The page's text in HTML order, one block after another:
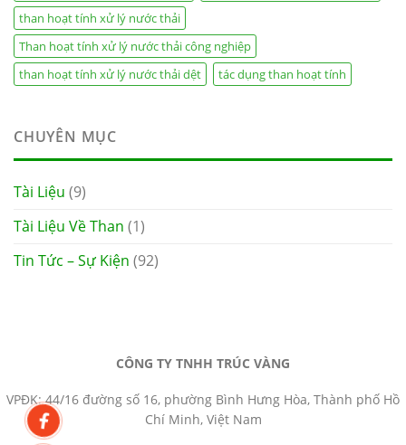
than hoạt tính xử lý nước thải
Than hoạt tính xử lý nước thải công nghiệp
than hoạt tính xử lý nước thải dệt
tác dụng than hoạt tính
CHUYÊN MỤC
Tài Liệu (9)
Tài Liệu Về Than (1)
Tin Tức – Sự Kiện (92)
CÔNG TY TNHH TRÚC VÀNG
VPĐK: 44/16 đường số 16, phường Bình Hưng Hòa, Thành phố Hồ
Chí Minh, Việt Nam